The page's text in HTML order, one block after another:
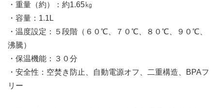
・重量（約）：約1.65㎏
・容量：1.1L
・温度設定：５段階（６０℃、７０℃、８０℃、９０℃、
沸騰）
・保温機能：３０分
・安全性：空焚き防止、自動電源オフ、二重構造、BPAフ
リー